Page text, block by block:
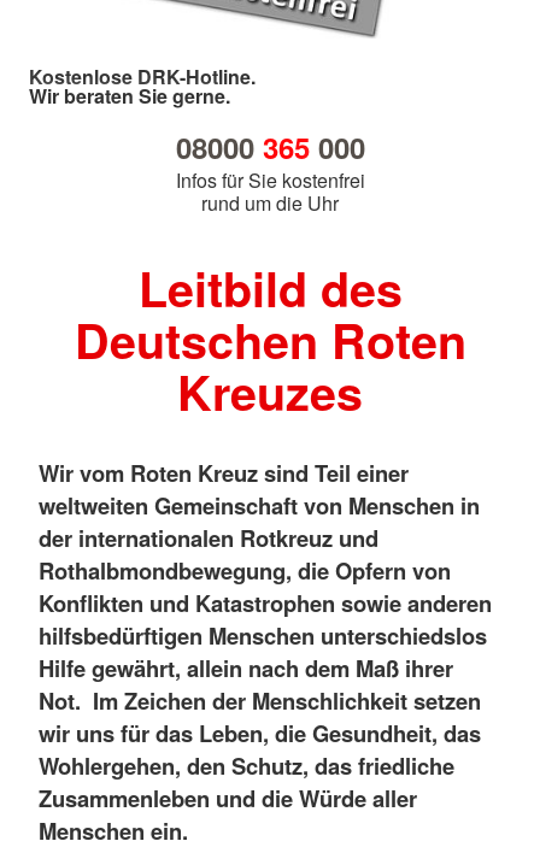
Kostenlose DRK-Hotline.
Wir beraten Sie gerne.
08000 365000
Infos für Sie kostenfrei
rund um die Uhr
Leitbild des
Deutschen Roten
Kreuzes
Wir vom Roten Kreuz sind Teil einer
weltweiten Gemeinschaft von Menschen in
der internationalen Rotkreuz und
Rothalbmondbewegung, die Opfern von
Konflikten und Katastrophen sowie anderen
hilfsbedürftigen Menschen unterschiedslos
Hilfe gewährt, allein nach dem Maß ihrer
Not. Im Zeichen der Menschlichkeit setzen
wir uns für das Leben, die Gesundheit, das
Wohlergehen, den Schutz, das friedliche
Zusammenleben und die Würde aller
Menschen ein.